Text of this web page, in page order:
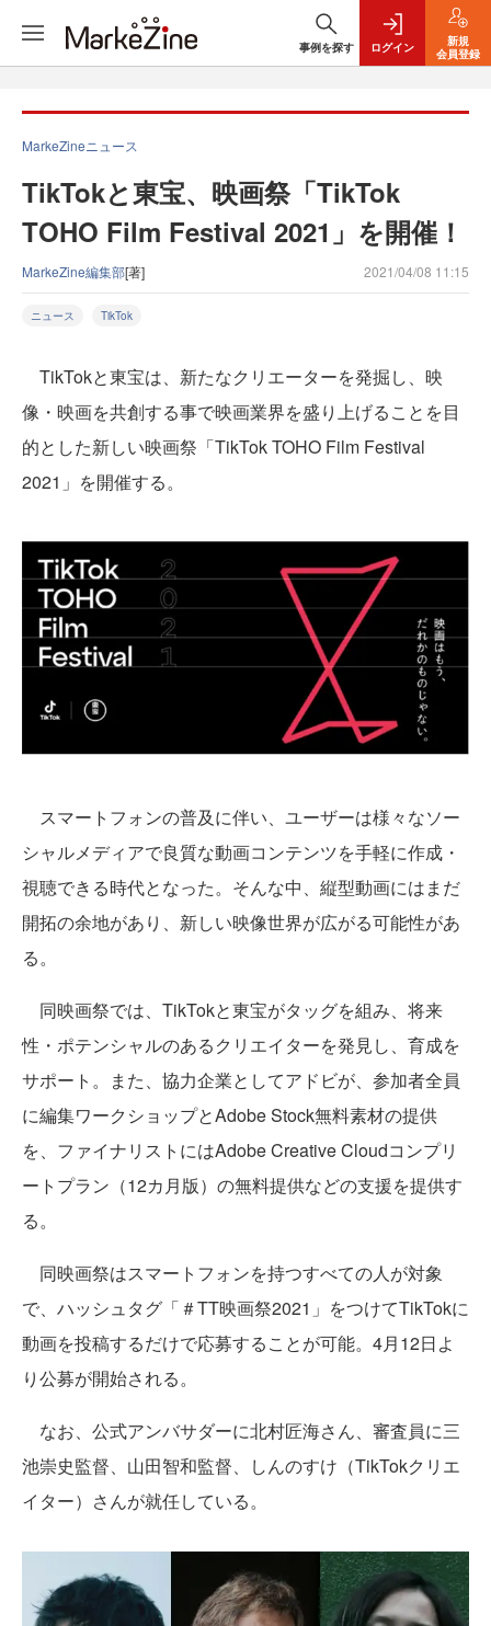
事例を探す ログイン
新規
会員登録
MarkeZineニュース
TikTokと東宝、映画祭「TikTok
TOHO Film Festival 2021」を開催！
MarkeZine編集部[著] 2021/04/08 11:15
ニュース TikTok
TikTokと東宝は、新たなクリエーターを発掘し、映
像・映画を共創する事で映画業界を盛り上げることを目
的とした新しい映画祭「TikTok TOHO Film Festival
2021」を開催する。
スマートフォンの普及に伴い、ユーザーは様々なソー
シャルメディアで良質な動画コンテンツを手軽に作成・
視聴できる時代となった。そんな中、縦型動画にはまだ
開拓の余地があり、新しい映像世界が広がる可能性があ
る。
同映画祭では、TikTokと東宝がタッグを組み、将来
性・ポテンシャルのあるクリエイターを発見し、育成を
サポート。また、協力企業としてアドビが、参加者全員
に編集ワークショップとAdobe Stock無料素材の提供
を、ファイナリストにはAdobe Creative Cloudコンプリ
ートプラン（12カ月版）の無料提供などの支援を提供す
る。
同映画祭はスマートフォンを持つすべての人が対象
で、ハッシュタグ「＃TT映画祭2021」をつけてTikTokに
動画を投稿するだけで応募することが可能。4月12日よ
り公募が開始される。
なお、公式アンバサダーに北村匠海さん、審査員に三
池崇史監督、山田智和監督、しんのすけ（TikTokクリエ
イター）さんが就任している。